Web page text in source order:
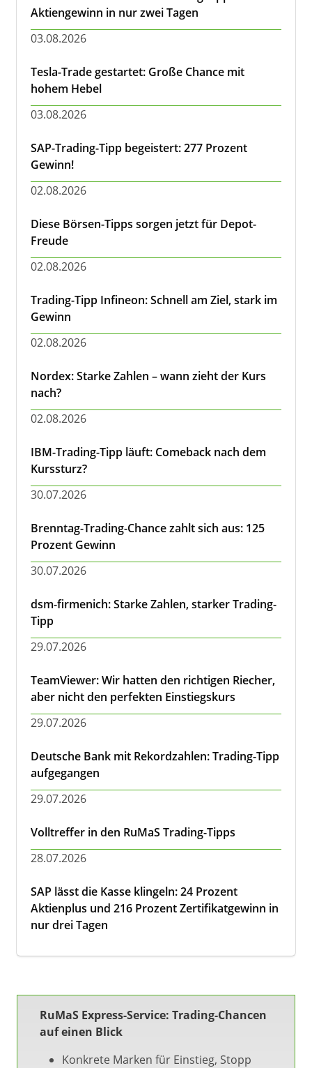
Aktiengewinn in nur zwei Tagen
03.08.2026
Tesla-Trade gestartet: Große Chance mit
hohem Hebel
03.08.2026
SAP-Trading-Tipp begeistert: 277 Prozent
Gewinn!
02.08.2026
Diese Börsen-Tipps sorgen jetzt für Depot-
Freude
02.08.2026
Trading-Tipp Infineon: Schnell am Ziel, stark im
Gewinn
02.08.2026
Nordex: Starke Zahlen – wann zieht der Kurs
nach?
02.08.2026
IBM-Trading-Tipp läuft: Comeback nach dem
Kurssturz?
30.07.2026
Brenntag-Trading-Chance zahlt sich aus: 125
Prozent Gewinn
30.07.2026
dsm-firmenich: Starke Zahlen, starker Trading-
Tipp
29.07.2026
TeamViewer: Wir hatten den richtigen Riecher,
aber nicht den perfekten Einstiegskurs
29.07.2026
Deutsche Bank mit Rekordzahlen: Trading-Tipp
aufgegangen
29.07.2026
Volltreffer in den RuMaS Trading-Tipps
28.07.2026
SAP lässt die Kasse klingeln: 24 Prozent
Aktienplus und 216 Prozent Zertifikatgewinn in
nur drei Tagen
RuMaS Express-Service: Trading-Chancen
auf einen Blick
Konkrete Marken für Einstieg, Stopp